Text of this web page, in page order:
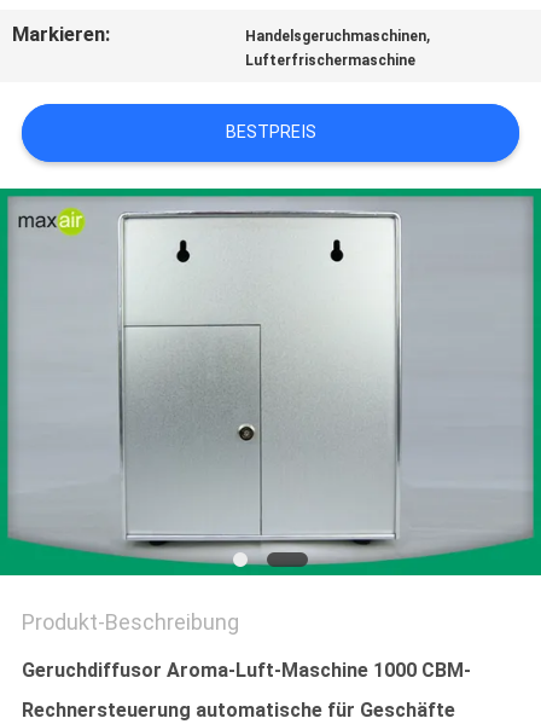
ZITAT
SHOPPING
ONLINE
PRIVACY
Markieren: Handelsgeruchmaschinen,
Lufterfrischermaschine
BESTPREIS
Produkt-Beschreibung
Geruchdiffusor Aroma-Luft-Maschine 1000 CBM-
Rechnersteuerung automatische für Geschäfte